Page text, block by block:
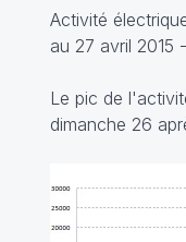
Activité
au 27 avril 2015 -
Le pic de
dimanche 26